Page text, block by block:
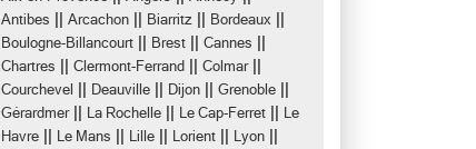
Antibes Arcachon Biarritz Bordeaux
Boulogne-Billancourt Brest Cannes
Chartres Clermont-Ferrand Colmar||
Courchevel Deauville Dijon Grenoble
Gérardmer|| La Rochelle Le Cap-Ferret
Le
Havre
Le Mans Lille Lorient Lyon